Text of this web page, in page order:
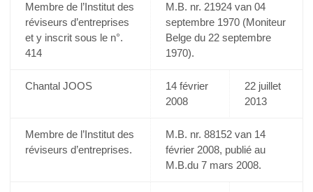
Membre de l’Institut des
réviseurs d’entreprises
et y inscrit sous le n°.
414
M.B. nr. 21924 van 04
septembre 1970 (Moniteur
Belge du 22 septembre
1970).
Chantal JOOS
14 février
2008
22 juillet
2013
Membre de l’Institut des
réviseurs d’entreprises.
M.B. nr. 88152 van 14
février 2008, publié au
M.B.du 7 mars 2008.